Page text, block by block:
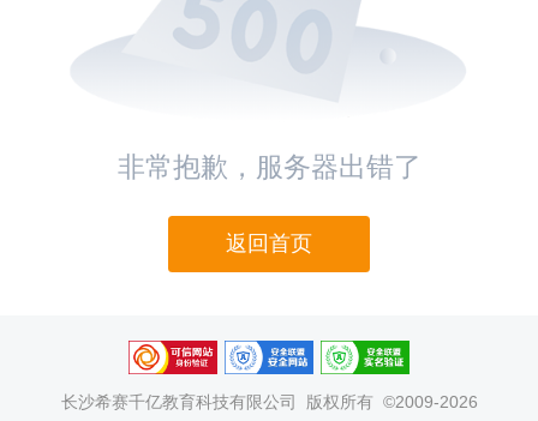
非常抱歉，服务器出错了
返回首页
长沙希赛千亿教育科技有限公司
版权所有 ©2009-2026